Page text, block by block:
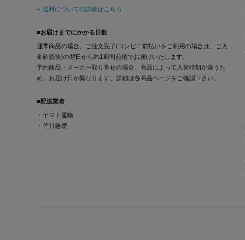
送料についての詳細はこちら
■お届けまでにかかる日数
通常商品の場合、ご注文完了(コンビニ前払いをご利用の場合は、ご入
金確認後)の翌日から約1週間前後でお届けいたします。
予約商品・メーカー取り寄せの場合、商品によって入荷時期が違うた
め、お届け日が異なります。詳細は各商品ページをご確認下さい。
■配送業者
・ヤマト運輸
・佐川急便